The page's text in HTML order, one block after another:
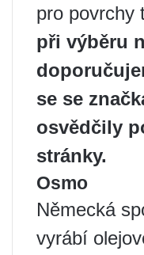
pro povrchy
při výběru
se se
osvědčily
stránky.
Osmo
Německá
vyrábí